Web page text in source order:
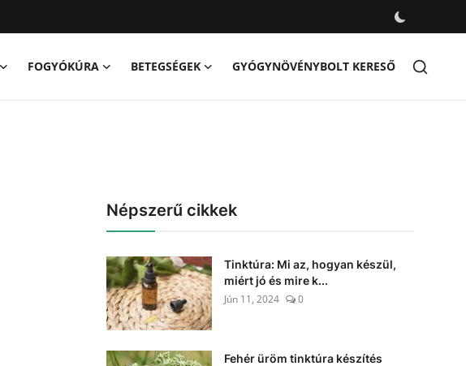
FOGYÓKÚRA BETEGSÉGEK GYÓGYNÖVÉNYBOLT KERESŐ
Népszerű cikkek
Tinktúra: Mi az, hogyan készül,
miért jó és mire k...
Jún 11, 2024
0
Fehér üröm tinktúra készítés